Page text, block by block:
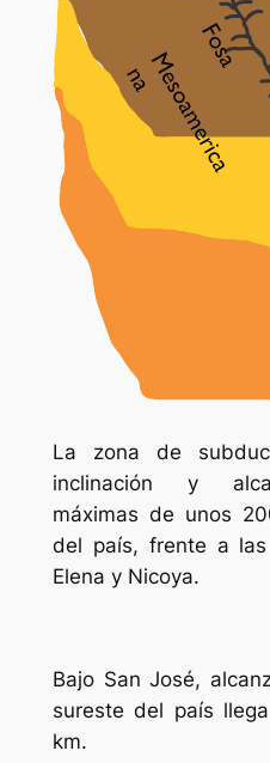
La zona de
inclinación y
máximas de unos
del país, frente a
Elena y Nicoya.
Bajo San José,
sureste del país
km.